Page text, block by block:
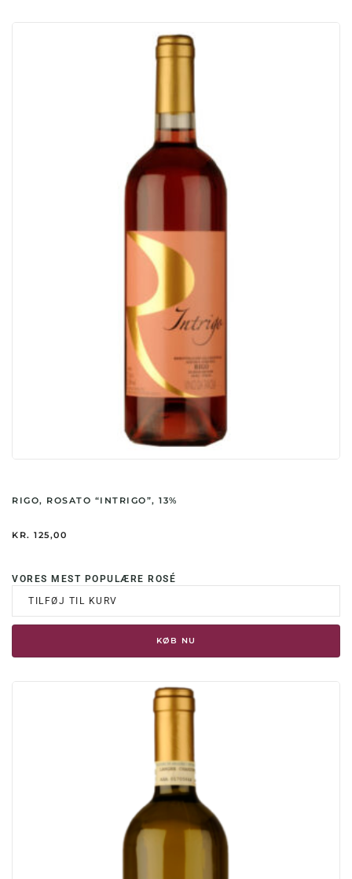
RIGO, ROSATO “INTRIGO”, 13%
KR. 125,00
VORES MEST POPULÆRE ROSÉ
TILFØJ TIL KURV
KØB NU